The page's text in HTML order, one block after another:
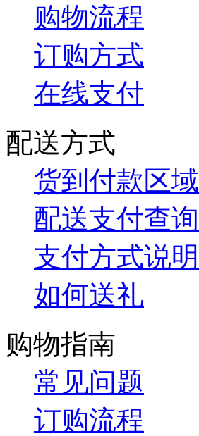
购物流程
订购方式
在线支付
配送方式
货到付款区域
配送支付查询
支付方式说明
如何送礼
购物指南
常见问题
订购流程